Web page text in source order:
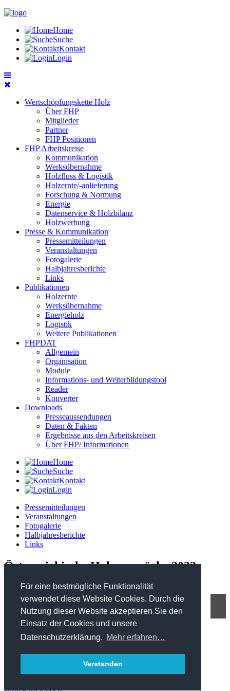
Für eine bestmögliche Funktionalität
verwendet diese Website Cookies. Durch die
Nutzung dieser Website akzeptieren Sie den
Einsatz der Cookies und unsere
Datenschutzerklärung. Mehr erfahren…
Verstanden
Home
Suche
Kontakt
Login
Wertschöpfungskette Holz
Über FHP
Mitglieder
Partner
FHP Positionen
FHP Arbeitskreise
Kommunikation
Werksübernahme
Holzfluss & Logistik
Holzernte/-anlieferung
Forschung & Normung
Energie
Datenservice & Holzbilanz
Holzwerbung
Presse & Kommunikation
Pressemitteilungen
Veranstaltungen
Fotogalerie
Halbjahresberichte
Links
Publikationen
Holzernte
Werksübernahme
Energieholz
Logistik
Weitere Publikationen
FHPDAT
Allgemein
Organisation
Module
Informations- und Weiterbildungstool
Reader
Konverter
Downloads
Presseaussendungen
Daten & Fakten
Ergebnisse aus den Arbeitskreisen
Über FHP/ Informationen
Home
Suche
Kontakt
Login
Pressemitteilungen
Veranstaltungen
Fotogalerie
Halbjahresberichte
Links
Österreichische Holzgespräche 2022
FHP - Kooperationsplattform Forst Holz Papier
Marxergasse 2/ 4. Stock - 1030 Wien
T: +43 1 402 01 12 900
Impressum / Datenschutz
Sitemap